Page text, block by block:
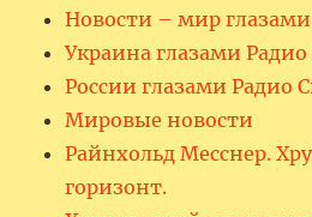
Новости – мир глазами
Украина глазами Радио
России глазами Радио
Мировые новости
Райнхольд Месснер.
горизонт.